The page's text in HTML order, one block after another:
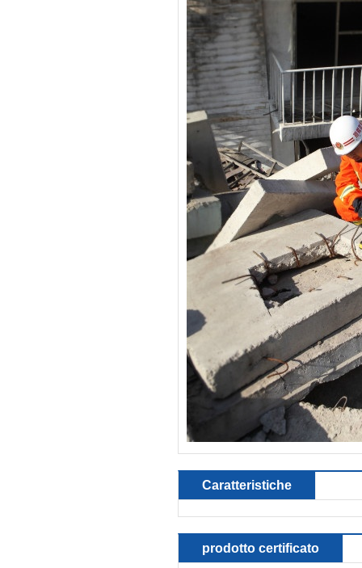
Caratteristiche
prodotto certificato